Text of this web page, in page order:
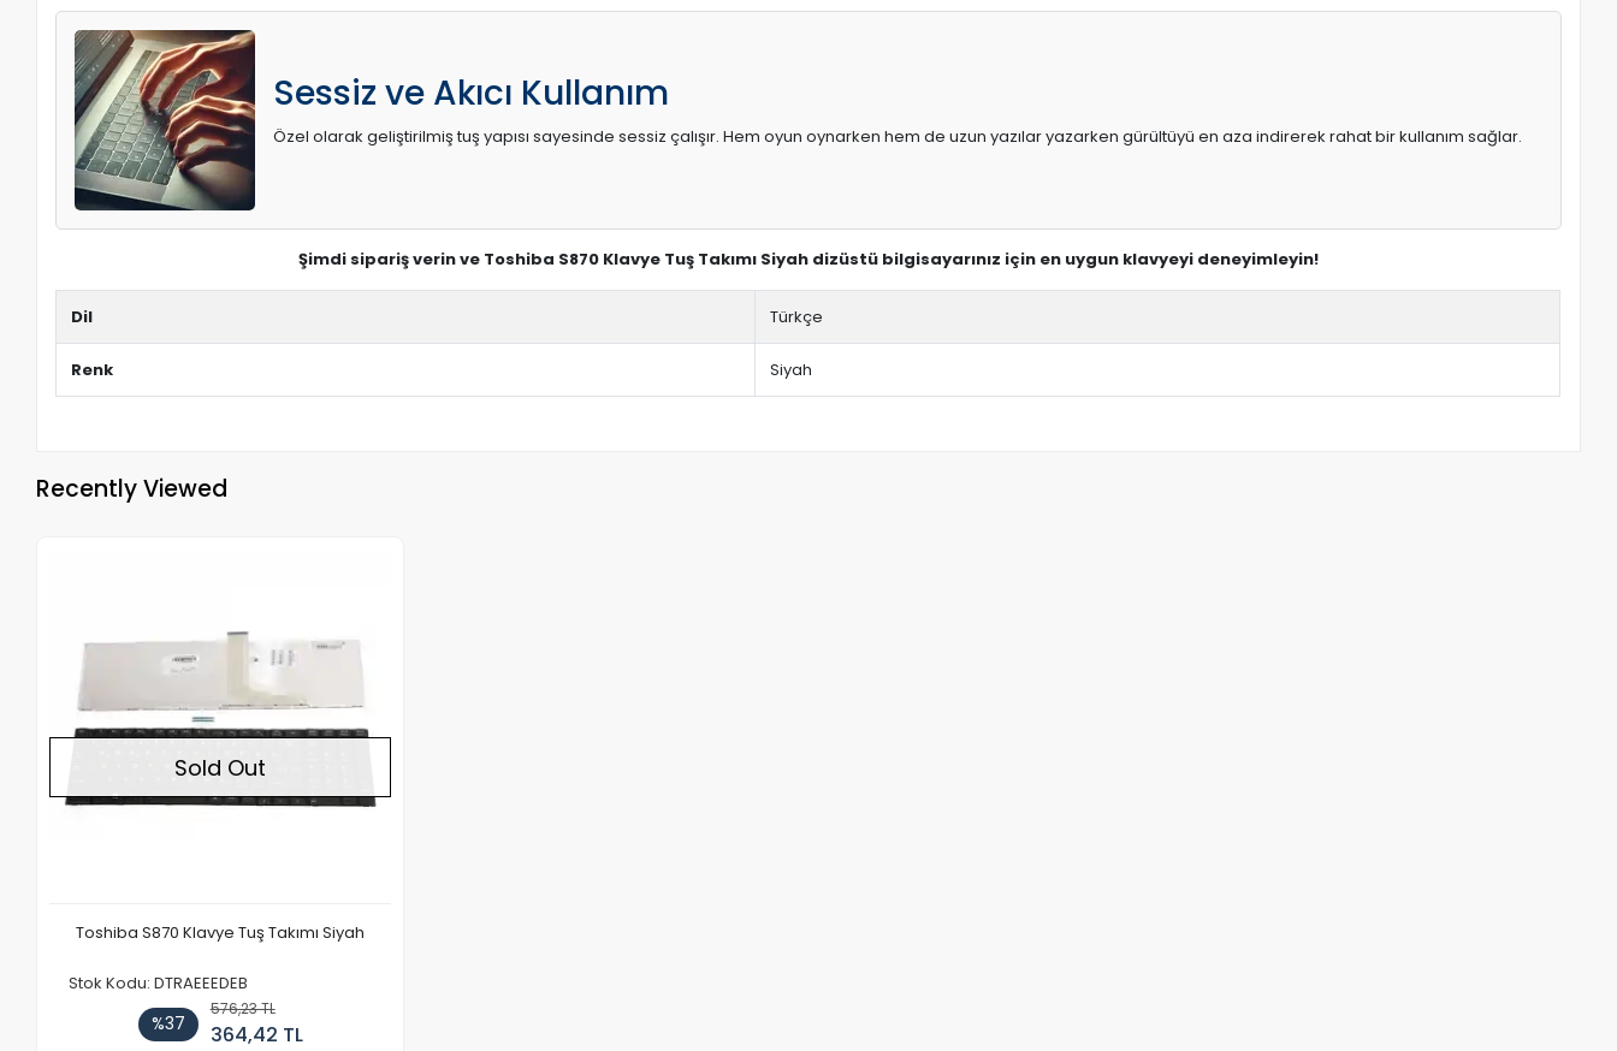
Sessiz ve Akıcı Kullanım
Özel olarak geliştirilmiş tuş yapısı sayesinde sessiz çalışır. Hem oyun oynarken hem de uzun yazılar yazarken gürültüyü en aza indirerek rahat bir kullanım sağlar.
Şimdi sipariş verin ve Toshiba S870 Klavye Tuş Takımı Siyah dizüstü bilgisayarınız için en uygun klavyeyi deneyimleyin!
Dil Türkçe
Renk Siyah
Recently Viewed
Sold Out
Toshiba S870 Klavye Tuş Takımı Siyah
Stok Kodu: DTRAEEEDEB
%37
576,23 TL
364,42 TL